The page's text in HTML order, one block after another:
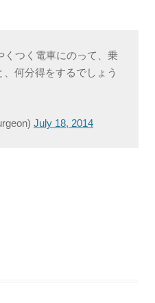
くつく電車にのって、乗
何分得をするでしょう
July 18, 2014